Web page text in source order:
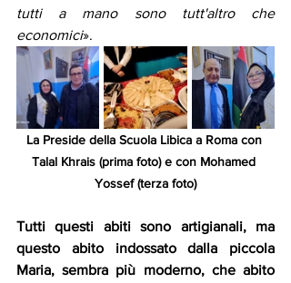
tutti a mano sono tutt'altro che
economici».
La Preside della Scuola Libica a Roma con
Talal Khrais (prima foto) e con Mohamed
Yossef (terza foto)
Tutti questi abiti sono artigianali, ma
questo abito indossato dalla piccola
Maria, sembra più moderno, che abito